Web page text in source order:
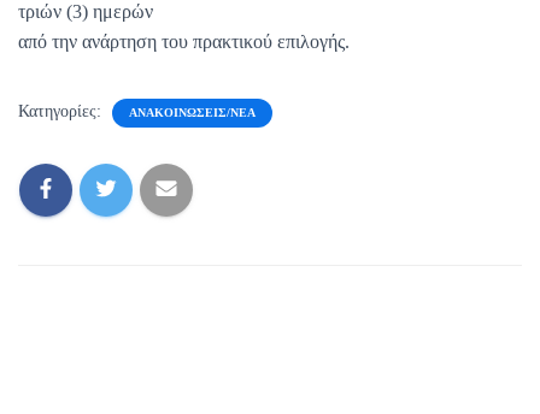
τριών (3) ημερών
από την ανάρτηση του πρακτικού επιλογής.
Κατηγορίες: ΑΝΑΚΟΙΝΏΣΕΙΣ/ΝΈΑ